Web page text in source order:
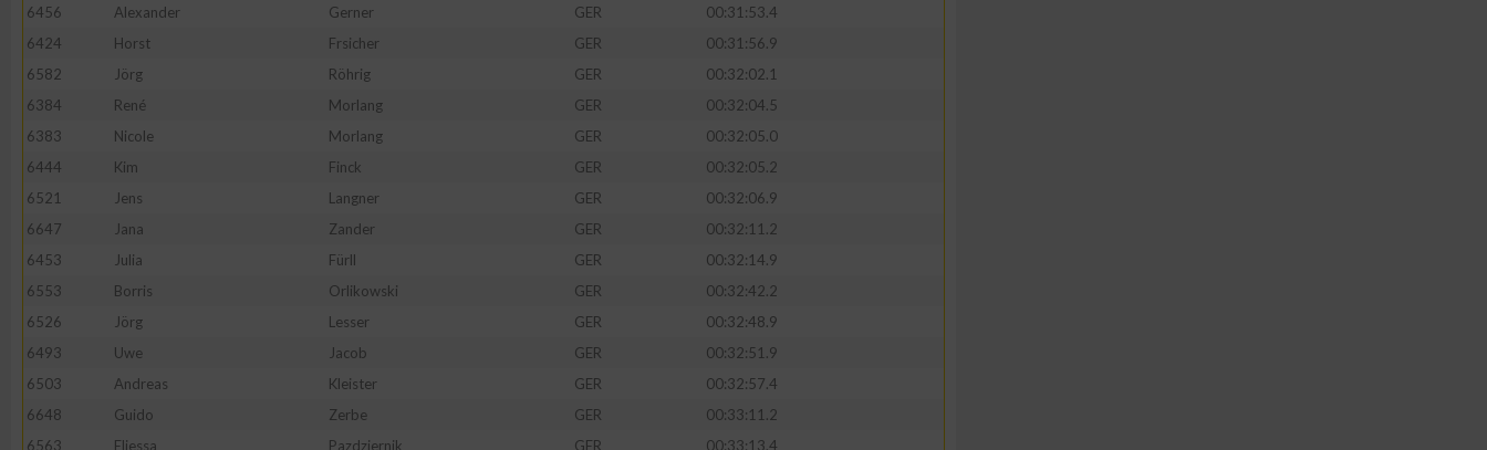
6456
Alexander Gerner GER
00:31:53.4
6424
Horst Frsicher GER
00:31:56.9
6582
Jörg Röhrig GER
00:32:02.1
6384
René Morlang GER
00:32:04.5
6383
Nicole Morlang GER
00:32:05.0
6444
Kim Finck GER
00:32:05.2
6521
Jens Langner GER
00:32:06.9
6647
Jana Zander GER
00:32:11.2
6453
Julia Fürll GER
00:32:14.9
6553
Borris Orlikowski GER
00:32:42.2
6526
Jörg Lesser GER
00:32:48.9
6493
Uwe Jacob GER
00:32:51.9
6503
Andreas Kleister GER
00:32:57.4
6648
Guido Zerbe GER
00:33:11.2
6563
Eliessa Pazdziernik GER
00:33:13.4
Erstellung von Profilen zur Personalisierung von Inhalten
Verwendung von Profilen zur Auswahl personalisierter Inhalte
verschiedenen Quellen
Entwicklung und Verbesserung der Angebote